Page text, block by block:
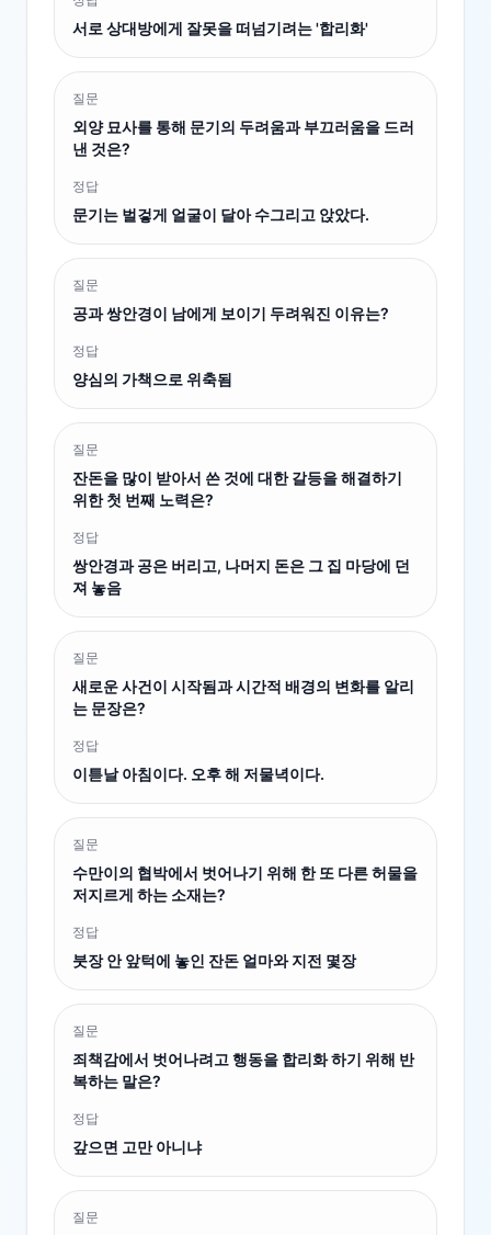
서로 상대방에게 잘못을 떠넘기려는 '합리화'
질문
외양 묘사를 통해 문기의 두려움과 부끄러움을 드러
낸 것은?
정답
문기는 벌겋게 얼굴이 달아 수그리고 앉았다.
질문
공과 쌍안경이 남에게 보이기 두려워진 이유는?
정답
양심의 가책으로 위축됨
질문
잔돈을 많이 받아서 쓴 것에 대한 갈등을 해결하기
위한 첫 번째 노력은?
정답
쌍안경과 공은 버리고, 나머지 돈은 그 집 마당에 던
져 놓음
질문
새로운 사건이 시작됨과 시간적 배경의 변화를 알리
는 문장은?
정답
이튿날 아침이다. 오후 해 저물녁이다.
질문
수만이의 협박에서 벗어나기 위해 한 또 다른 허물을
저지르게 하는 소재는?
정답
붓장 안 앞턱에 놓인 잔돈 얼마와 지전 몇장
질문
죄책감에서 벗어나려고 행동을 합리화 하기 위해 반
복하는 말은?
정답
갚으면 고만 아니냐
질문